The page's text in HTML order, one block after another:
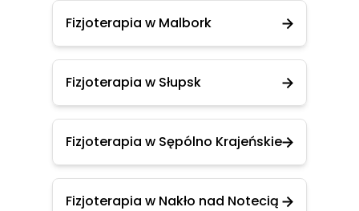
Fizjoterapia w Malbork
Fizjoterapia w Słupsk
Fizjoterapia w Sępólno Krajeńskie
Fizjoterapia w Nakło nad Notecią